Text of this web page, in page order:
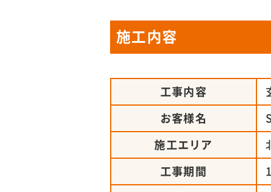
施工内容
工事内容
お客様名
施工エリア
工事期間